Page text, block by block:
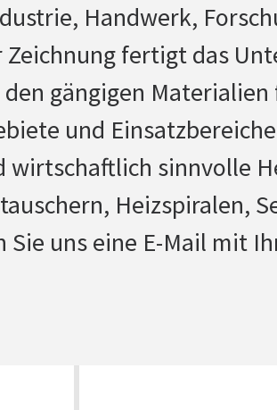
Handwerk,
Zeichnung fertigt das
gängigen
und
sinnvolle
Heizspiralen,
Sie uns eine E-Mail mit